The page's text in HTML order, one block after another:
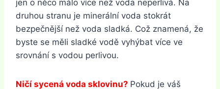
jen o něco málo více než voda neperlivá. Na
druhou stranu je minerální voda stokrát
bezpečnější než voda sladká. Což znamená, že
byste se měli sladké vodě vyhýbat více ve
srovnání s vodou perlivou.
Ničí sycená voda sklovinu? Pokud je váš